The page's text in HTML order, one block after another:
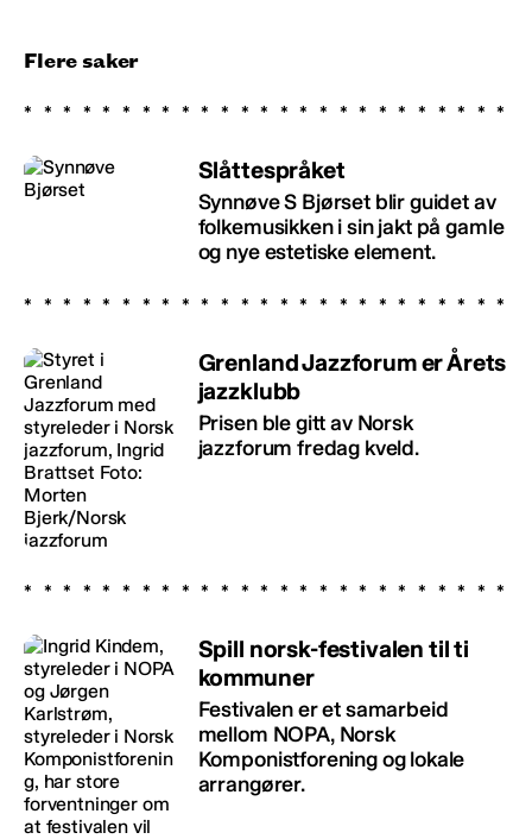
Flere saker
Slåttespråket
Synnøve S Bjørset blir guidet av
folkemusikken i sin jakt på gamle
og nye estetiske element.
Grenland Jazzforum er Årets
jazzklubb
Prisen ble gitt av Norsk
jazzforum fredag kveld.
Spill norsk-festivalen til ti
kommuner
Festivalen er et samarbeid
mellom NOPA, Norsk
Komponistforening og lokale
arrangører.